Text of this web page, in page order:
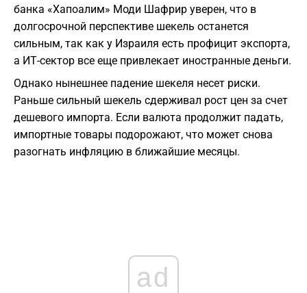
банка «Хапоалим» Моди Шафрир уверен, что в
долгосрочной перспективе шекель останется
сильным, так как у Израиля есть профицит экспорта,
а ИТ-сектор все еще привлекает иностранные деньги.
Однако нынешнее падение шекеля несет риски.
Раньше сильный шекель сдерживал рост цен за счет
дешевого импорта. Если валюта продолжит падать,
импортные товары подорожают, что может снова
разогнать инфляцию в ближайшие месяцы.
ad